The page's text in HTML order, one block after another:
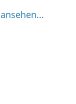
ansehen...